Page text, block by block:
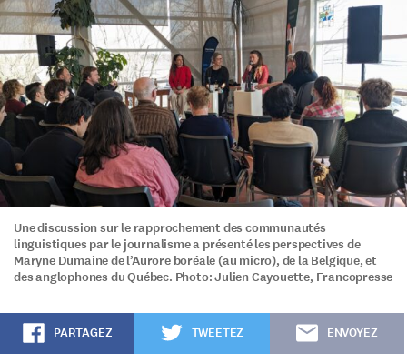
Une discussion sur le rapprochement des communautés
linguistiques par le journalisme a présenté les perspectives de
Maryne Dumaine de l’Aurore boréale (au micro), de la Belgique, et
des anglophones du Québec. Photo: Julien Cayouette, Francopresse
PARTAGEZ TWEETEZ ENVOYEZ